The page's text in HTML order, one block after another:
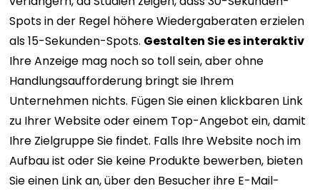
Spots in der Regel höhere Wiedergaberaten erzielen
als 15-Sekunden-Spots. Gestalten Sie es interaktiv
Ihre Anzeige mag noch so toll sein, aber ohne
Handlungsaufforderung bringt sie Ihrem
Unternehmen nichts. Fügen Sie einen klickbaren Link
zu Ihrer Website oder einem Top-Angebot ein, damit
Ihre Zielgruppe Sie findet. Falls Ihre Website noch im
Aufbau ist oder Sie keine Produkte bewerben, bieten
Sie einen Link an, über den Besucher ihre E-Mail-